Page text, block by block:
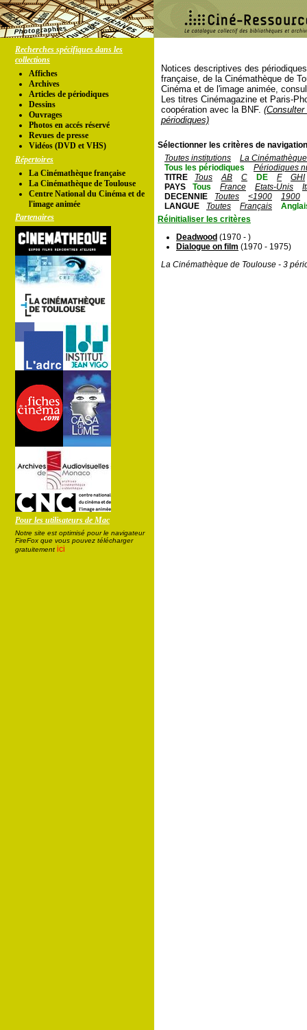
Recherches spécifiques dans les
collections
Affiches
Archives
Articles de périodiques
Dessins
Ouvrages
Photos en accés réservé
Revues de presse
Vidéos (DVD et VHS)
Répertoires
La Cinémathèque française
La Cinémathèque de Toulouse
Centre National du Cinéma et de
l'image animée
Partenaires
Pour les utilisateurs de Mac
Notre site est optimisé pour le navigateur
FireFox que vous pouvez télécharger
gratuitement ici
Notices descriptives des
française, de la Cinémathèque de
Cinéma et de l'image animée,
Les titres Cinémagazine et Paris-
coopération avec la BNF.
périodiques)
Sélectionner les critères de
Toutes institutions
La
Tous les périodiques
Périodiques
TITRE
Tous AB C DE F
GHI
PAYS
Tous France Etats-Unis
DECENNIE
Toutes <1900
1900
LANGUE
Toutes Français
Réinitialiser les critères
Deadwood (1970 - )
Dialogue on film (1970 - 1975)
La Cinémathèque de Toulouse - 3